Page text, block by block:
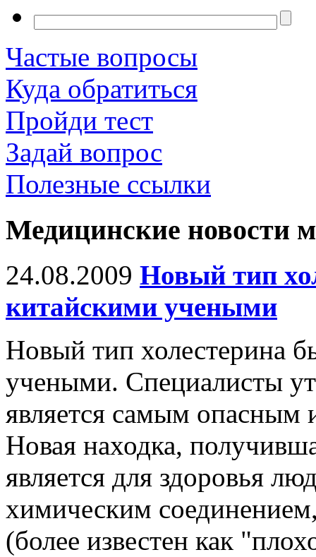
Частые вопросы
Куда обратиться
Пройди тест
Задай вопрос
Полезные ссылки
Медицинские новости
24.08.2009 Новый тип
китайскими учеными
Новый тип холестерина
учеными. Cпециалисты
является самым опасным
Новая находка,
является для здоровья
химическим
(более известен как